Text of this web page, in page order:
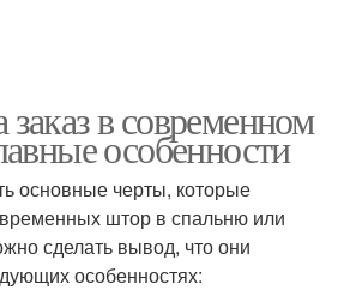
в современном
особенности
основные черты, которые
штор в спальню или
сделать вывод, что они
особенностях: